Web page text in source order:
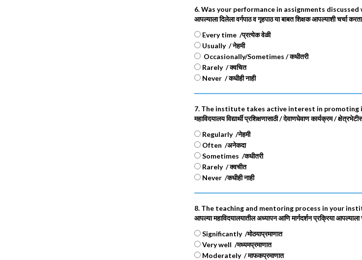
6. Was your performance in assignments discussed
आपल्याला दिलेला वर्गपाठ व गृहपाठ या बाबत शिक्षक आपल्याशी चर्चा
Every time /प्रत्येक वेळी
Usually / नेहमी
Occasionally/Sometimes / कधीतरी
Rarely / क्वचित
Never / कधीही नाही
7. The institute takes active interest in
महाविदयालय विद्यार्थी प्रशिक्षणासाठी / देवाणघेवाण कार्यक्रम /
Regularly /नेहमी
Often /अनेकदा
Sometimes /कधीतरी
Rarely / क्वचीत
Never /कधीही नाही
8. The teaching and mentoring process in your
आपल्या महाविदयालयातील अध्यापन आणि मार्गदर्शन प्रक्रिया
Significantly /मोठयाप्रमाणात
Very well /मध्यमप्रमाणात
Moderately / माफकप्रमाणात